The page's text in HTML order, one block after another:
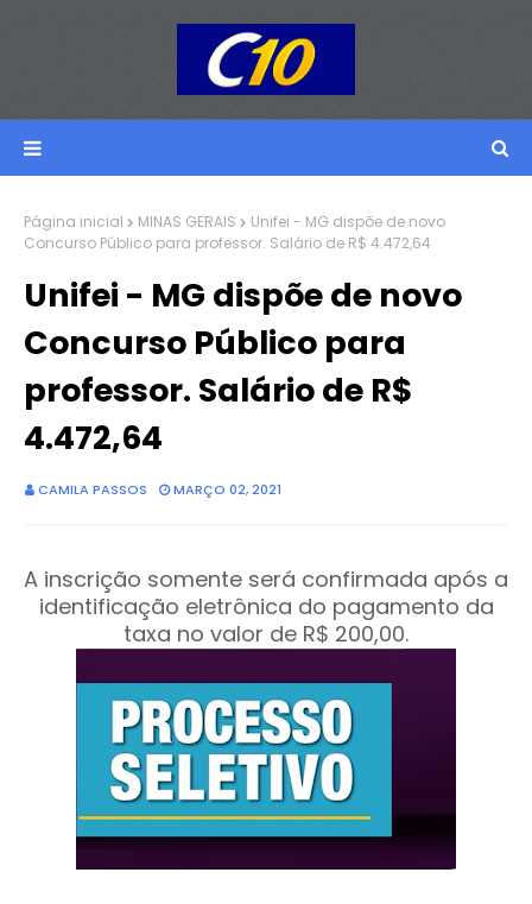
Página inicial MINAS GERAIS
Unifei - MG dispõe de novo
Concurso Público para professor. Salário de R$ 4.472,64
Unifei - MG dispõe de novo
Concurso Público para
professor. Salário de R$
4.472,64
CAMILA PASSOS MARÇO 02, 2021
A inscrição somente será confirmada após a
identificação eletrônica do pagamento da
taxa no valor de R$ 200,00.